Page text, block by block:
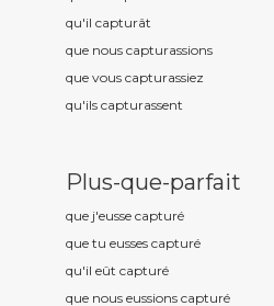
qu'il capturât
que nous capturassions
que vous capturassiez
qu'ils capturassent
Plus-que-parfait
que j'eusse capturé
que tu eusses capturé
qu'il eût capturé
que nous eussions capturé